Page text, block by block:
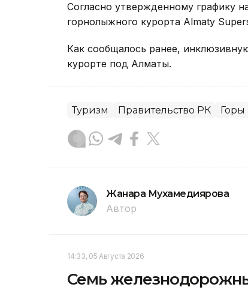
Согласно утвержденному графику
горнолыжного курорта Almaty
Как сообщалось ранее,
курорте под Алматы.
Туризм Правительство РК Горы
Жанара Мухамедиярова
Автор
14:33, 05 Августа 2026
Семь